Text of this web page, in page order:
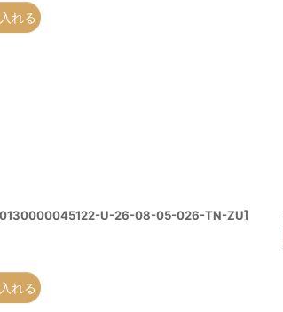
れる
U-26-08-05-026-TN-ZU]
れる